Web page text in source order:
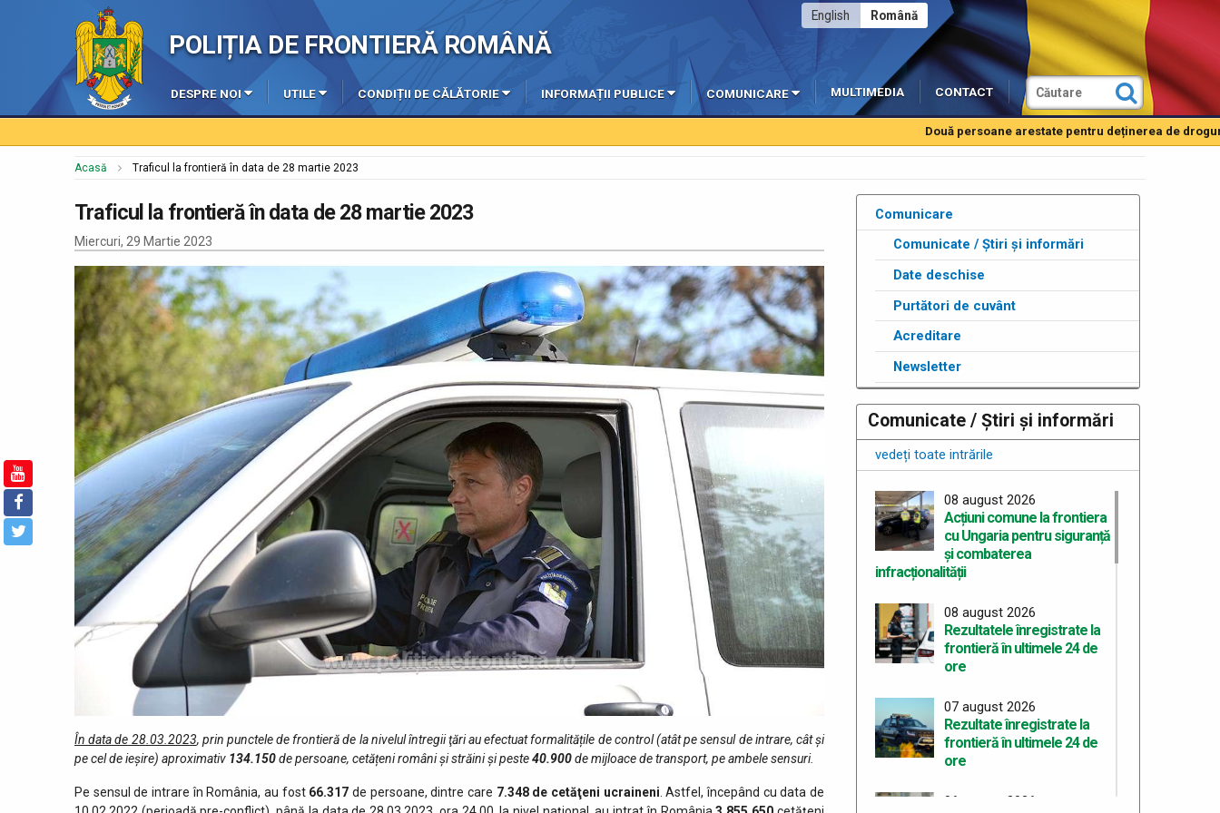
POLIȚIA DE FRONTIERĂ ROMÂNĂ
Română
English
DESPRE NOI UTILE CONDIȚII DE CĂLĂTORIE INFORMAȚII PUBLICE COMUNICARE MULTIMEDIA CONTACT
Două persoane arestate pentru deținerea de droguri de
Acasă Traficul la frontieră în data de 28 martie 2023
Traficul la frontieră în data de 28 martie 2023
Miercuri, 29 Martie 2023
În data de 28.03.2023, prin punctele de fro­ntieră de la nivelul întregii ţări au efectuat formalitățile de control (atât pe sensul de intrare, cât şi
pe cel de ieşire) aproximativ 134.150de persoane, cetățeni români și străini și peste40.900de mijloace de transport, pe ambele sensuri.
Pe sensul de intrare în România, au fost 66.317de persoane, dintre care 7.348 de cetăţeni ucraineni . Astfel, începând cu data de
Comunicare
Comunicate / Știri și informări
Date deschise
Purtători de cuvânt
Acreditare
Newsletter
Comunicate / Știri și informări
vedeți toate intrările
08 august 2026
Acțiuni comune la frontiera
cu Ungaria pentru siguranță
și combaterea
infracționalității
08 august 2026
Rezultatele înregistrate la
frontieră în ultimele 24 de
ore
07 august 2026
Rezultate înregistrate la
frontieră în ultimele 24 de
ore
06 august 2026